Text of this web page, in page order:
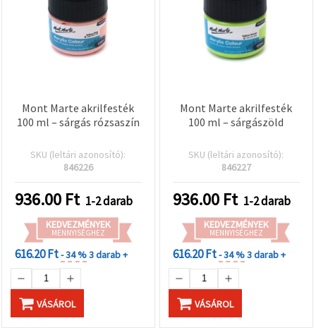
Mont Marte akrilfesték
100 ml – sárgás rózsaszín
SKU (leltári azonosító):
846226
936.00 Ft 1-2 darab
KEDVEZMÉNYEK
MENNYISÉGHEZ
616.20 Ft- 34 %3 darab +
VÁSÁROL
Mont Marte akrilfesték
100 ml – sárgászöld
SKU (leltári azonosító):
846227
936.00 Ft 1-2 darab
KEDVEZMÉNYEK
MENNYISÉGHEZ
616.20 Ft- 34 %3 darab +
VÁSÁROL